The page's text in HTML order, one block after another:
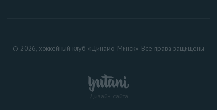
© 2026, хоккейный клуб «Динамо-Минск». Все права защищены
Дизайн сайта